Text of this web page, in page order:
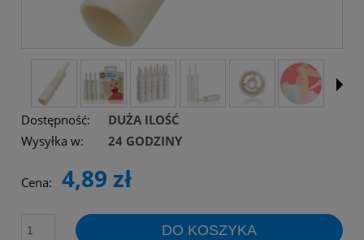
Dostępność:
DUŻA ILOŚĆ
Wysyłka w:
24 GODZINY
Cena: 4,89 zł
DO KOSZYKA